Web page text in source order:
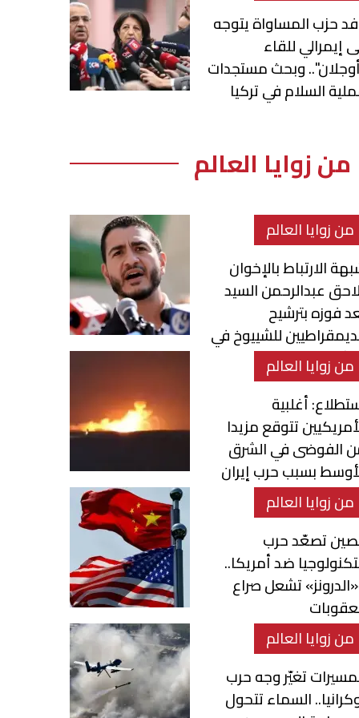
حزب المساواة يتوجه
إيمرالي للقاء
وبحث مستجدات
السلام في تركيا
من زوايا العالم
من زوايا العالم
الارتباط بالإخوان
عبدالرحمن السيد
فوزه بترشيح
للشييوخ في
من زوايا العالم
أغلبية
تتوقع مزيدا
الفوضى في الشرق
بسبب حرب إيران
من زوايا العالم
تصعّد حرب
ضد أمريكا..
تشعل صراع
من زوايا العالم
تغيّر وجه حرب
السماء تتحول